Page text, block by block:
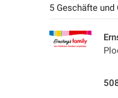
5 Geschäfte und